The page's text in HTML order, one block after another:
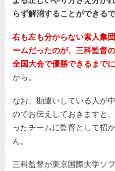
らず解消することができるで
右も左も分からない素人集
ームだったのが、三科監督
全国大会で優勝できるまで
から。
なお、勘違いしている人が
のでお伝えしておきますと
ったチームに監督として招
ん。
三科監督が東京国際大学ソ